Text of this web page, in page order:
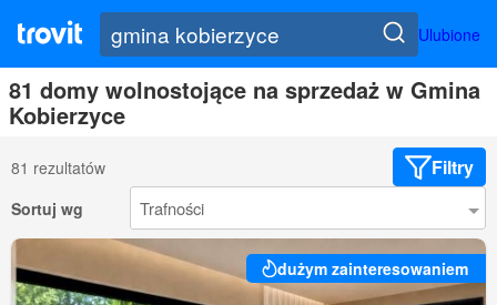
Ulubione
81 domy wolnostojące na sprzedaż w Gmina
Kobierzyce
81 rezultatów Filtry
Sortuj wg
dużym zainteresowaniem